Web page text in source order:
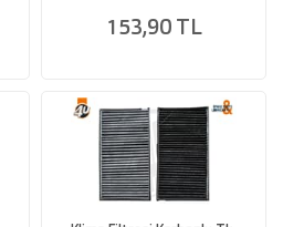
153,90 TL